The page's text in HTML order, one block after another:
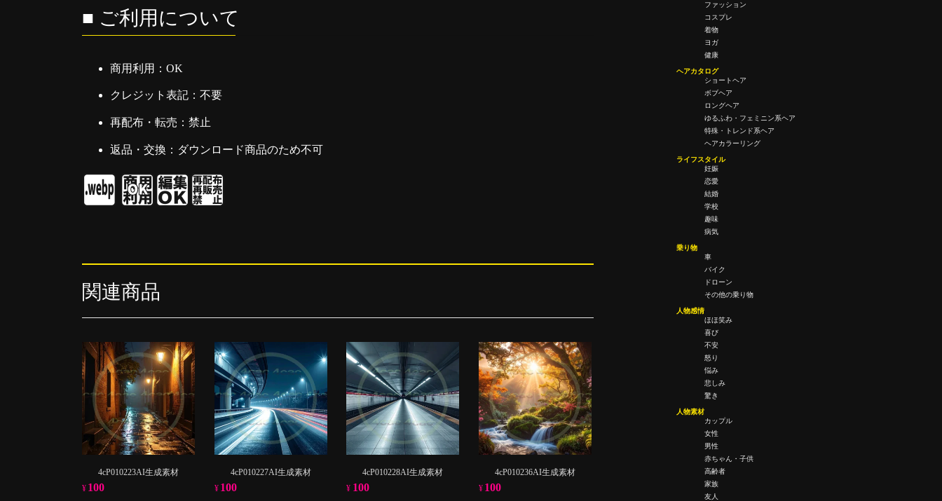
■ ご利用について
商用利用：OK
クレジット表記：不要
再配布・転売：禁止
返品・交換：ダウンロード商品のため不可
関連商品
4cP010223AI生成素材
¥ 100
4cP010227AI生成素材
¥ 100
4cP010228AI生成素材
¥ 100
4cP010236AI生成素材
¥ 100
ファッション
コスプレ
着物
ヨガ
健康
ヘアカタログ
ショートヘア
ボブヘア
ロングヘア
ゆるふわ・フェミニン系ヘア
特殊・トレンド系ヘア
ヘアカラーリング
ライフスタイル
妊娠
恋愛
結婚
学校
趣味
病気
乗り物
車
バイク
ドローン
その他の乗り物
人物感情
ほほ笑み
喜び
不安
怒り
悩み
悲しみ
驚き
人物素材
カップル
女性
男性
赤ちゃん・子供
高齢者
家族
友人